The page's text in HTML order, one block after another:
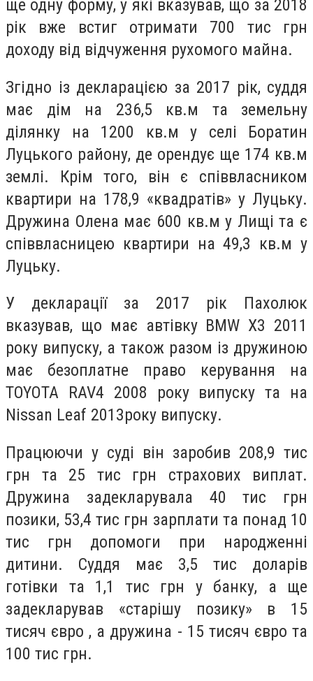
ще одну форму, у які вказував, що за 2018
рік вже встиг отримати 700 тис грн
доходу від відчуження рухомого майна.
Згідно із декларацією за 2017 рік, суддя
має дім на 236,5 кв.м та земельну
ділянку на 1200 кв.м у селі Боратин
Луцького району, де орендує ще 174 кв.м
землі. Крім того, він є співвласником
квартири на 178,9 «квадратів» у Луцьку.
Дружина Олена має 600 кв.м у Лищі та є
співвласницею квартири на 49,3 кв.м у
Луцьку.
У декларації за 2017 рік Пахолюк
вказував, що має автівку BMW X3 2011
року випуску, а також разом із дружиною
має безоплатне право керування на
TOYOTA RAV4 2008 року випуску та на
Nissan Leaf 2013року випуску.
Працюючи у суді він заробив 208,9 тис
грн та 25 тис грн страхових виплат.
Дружина задекларувала 40 тис грн
позики, 53,4 тис грн зарплати та понад 10
тис грн допомоги при народженні
дитини. Суддя має 3,5 тис доларів
готівки та 1,1 тис грн у банку, а ще
задекларував «старішу позику» в 15
тисяч євро , а дружина - 15 тисяч євро та
100 тис грн.